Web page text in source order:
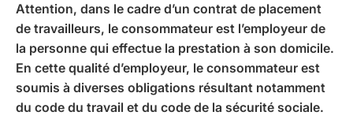
Attention, dans le cadre d’un contrat de placement
de travailleurs, le consommateur est l’employeur de
la personne qui effectue la prestation à son domicile.
En cette qualité d’employeur, le consommateur est
soumis à diverses obligations résultant notamment
du code du travail et du code de la sécurité sociale.